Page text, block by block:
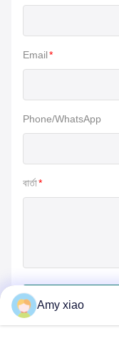
Email*
Phone/WhatsApp
বার্তা*
Amy xiao